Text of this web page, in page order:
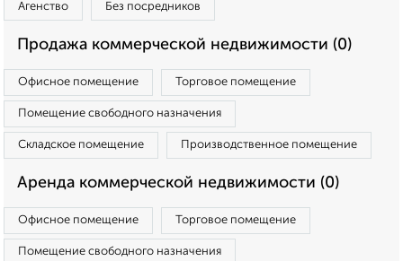
Агенство Без посредников
Продажа коммерческой недвижимости (0)
Офисное помещение Торговое помещение
Помещение свободного назначения
Складское помещение Производственное помещение
Аренда коммерческой недвижимости (0)
Офисное помещение Торговое помещение
Помещение свободного назначения